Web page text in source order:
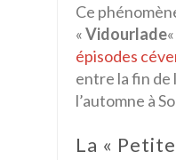
Ce
«Vidourlade
épisodes
entre la fin de
l’automne à
La «